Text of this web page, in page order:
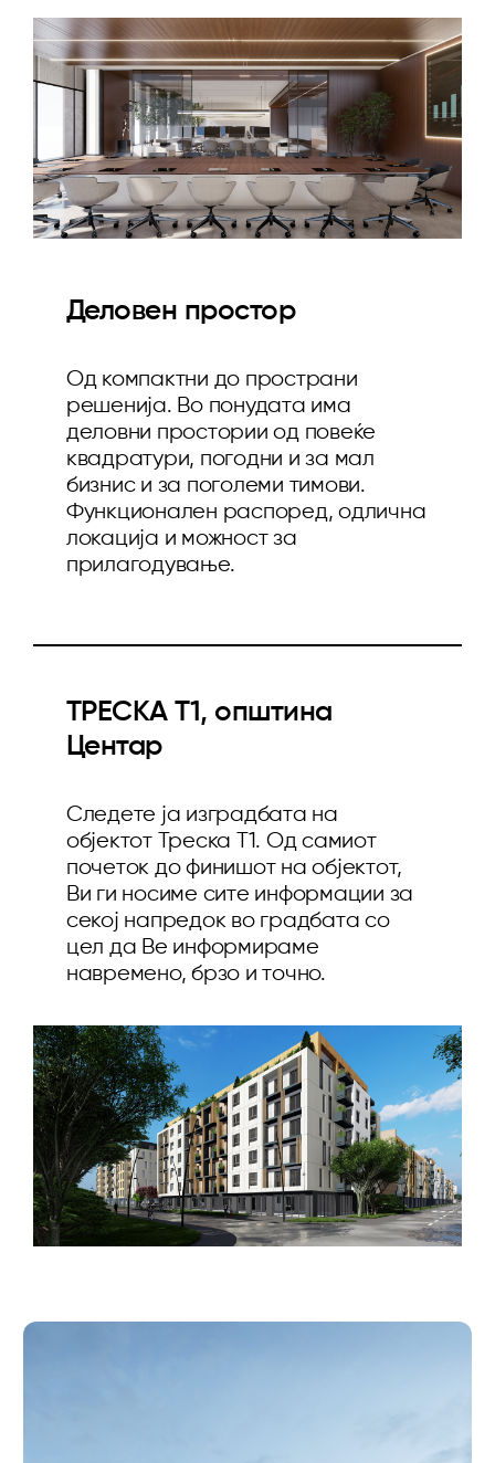
Деловен простор
Од компактни до пространи
решенија. Во понудата има
деловни простории од повеќе
квадратури, погодни и за мал
бизнис и за поголеми тимови.
Функционален распоред, одлична
локација и можност за
прилагодување.
ТРЕСКА T1, општина
Центар
Следете ја изградбата на
објектот Треска T1. Од самиот
почеток до финишот на објектот,
Ви ги носиме сите информации за
секој напредок во градбата со
цел да Ве информираме
навремено, брзо и точно.